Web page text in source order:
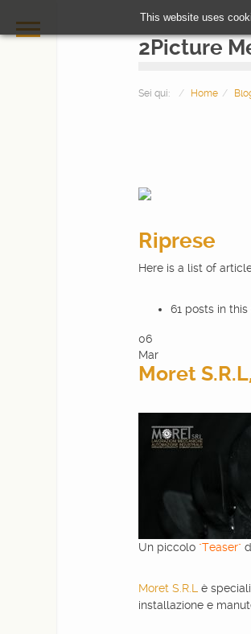
2Picture
Sei qui: Home
Riprese
Here is a list of
61 posts in
06
Mar
Moret
Un piccolo "Teaser"
Moret S.R.L è
installazione e
This website uses